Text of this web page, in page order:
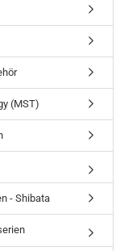
(MST)
- Shibata